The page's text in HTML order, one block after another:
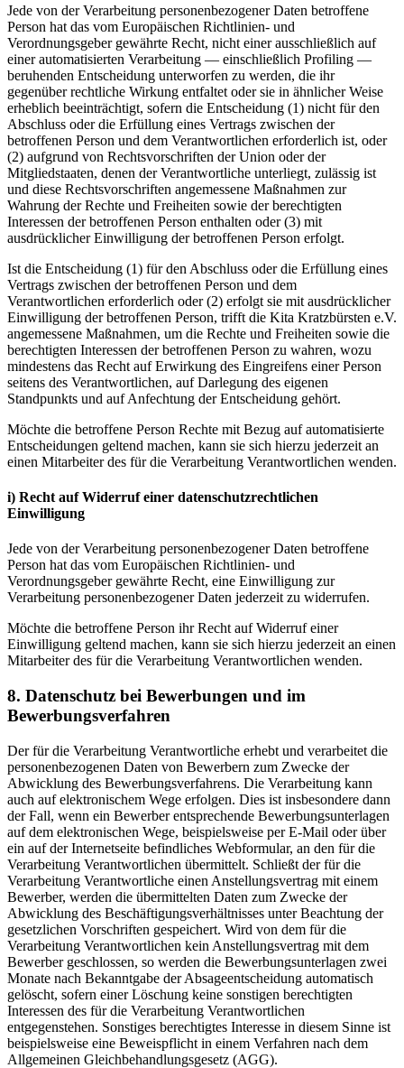
Jede von der Verarbeitung personenbezogener Daten betroffene
Person hat das vom Europäischen Richtlinien- und
Verordnungsgeber gewährte Recht, nicht einer ausschließlich auf
einer automatisierten Verarbeitung — einschließlich Profiling —
beruhenden Entscheidung unterworfen zu werden, die ihr
gegenüber rechtliche Wirkung entfaltet oder sie in ähnlicher Weise
erheblich beeinträchtigt, sofern die Entscheidung (1) nicht für den
Abschluss oder die Erfüllung eines Vertrags zwischen der
betroffenen Person und dem Verantwortlichen erforderlich ist, oder
(2) aufgrund von Rechtsvorschriften der Union oder der
Mitgliedstaaten, denen der Verantwortliche unterliegt, zulässig ist
und diese Rechtsvorschriften angemessene Maßnahmen zur
Wahrung der Rechte und Freiheiten sowie der berechtigten
Interessen der betroffenen Person enthalten oder (3) mit
ausdrücklicher Einwilligung der betroffenen Person erfolgt.
Ist die Entscheidung (1) für den Abschluss oder die Erfüllung eines
Vertrags zwischen der betroffenen Person und dem
Verantwortlichen erforderlich oder (2) erfolgt sie mit ausdrücklicher
Einwilligung der betroffenen Person, trifft die Kita Kratzbürsten e.V.
angemessene Maßnahmen, um die Rechte und Freiheiten sowie die
berechtigten Interessen der betroffenen Person zu wahren, wozu
mindestens das Recht auf Erwirkung des Eingreifens einer Person
seitens des Verantwortlichen, auf Darlegung des eigenen
Standpunkts und auf Anfechtung der Entscheidung gehört.
Möchte die betroffene Person Rechte mit Bezug auf automatisierte
Entscheidungen geltend machen, kann sie sich hierzu jederzeit an
einen Mitarbeiter des für die Verarbeitung Verantwortlichen wenden.
i) Recht auf Widerruf einer datenschutzrechtlichen
Einwilligung
Jede von der Verarbeitung personenbezogener Daten betroffene
Person hat das vom Europäischen Richtlinien- und
Verordnungsgeber gewährte Recht, eine Einwilligung zur
Verarbeitung personenbezogener Daten jederzeit zu widerrufen.
Möchte die betroffene Person ihr Recht auf Widerruf einer
Einwilligung geltend machen, kann sie sich hierzu jederzeit an einen
Mitarbeiter des für die Verarbeitung Verantwortlichen wenden.
8. Datenschutz bei Bewerbungen und im
Bewerbungsverfahren
Der für die Verarbeitung Verantwortliche erhebt und verarbeitet die
personenbezogenen Daten von Bewerbern zum Zwecke der
Abwicklung des Bewerbungsverfahrens. Die Verarbeitung kann
auch auf elektronischem Wege erfolgen. Dies ist insbesondere dann
der Fall, wenn ein Bewerber entsprechende Bewerbungsunterlagen
auf dem elektronischen Wege, beispielsweise per E-Mail oder über
ein auf der Internetseite befindliches Webformular, an den für die
Verarbeitung Verantwortlichen übermittelt. Schließt der für die
Verarbeitung Verantwortliche einen Anstellungsvertrag mit einem
Bewerber, werden die übermittelten Daten zum Zwecke der
Abwicklung des Beschäftigungsverhältnisses unter Beachtung der
gesetzlichen Vorschriften gespeichert. Wird von dem für die
Verarbeitung Verantwortlichen kein Anstellungsvertrag mit dem
Bewerber geschlossen, so werden die Bewerbungsunterlagen zwei
Monate nach Bekanntgabe der Absageentscheidung automatisch
gelöscht, sofern einer Löschung keine sonstigen berechtigten
Interessen des für die Verarbeitung Verantwortlichen
entgegenstehen. Sonstiges berechtigtes Interesse in diesem Sinne ist
beispielsweise eine Beweispflicht in einem Verfahren nach dem
Allgemeinen Gleichbehandlungsgesetz (AGG).